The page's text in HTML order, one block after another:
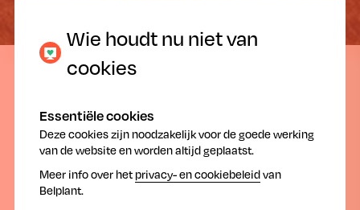
30.03.2023
Vanaf nu terug opletten voor de buxusmot!
Wie houdt nu niet van
cookies
Essentiële cookies
Deze cookies zijn noodzakelijk voor de goede werking
van de website en worden altijd geplaatst.
Meer info over het privacy- en cookiebeleidvan
Belplant.